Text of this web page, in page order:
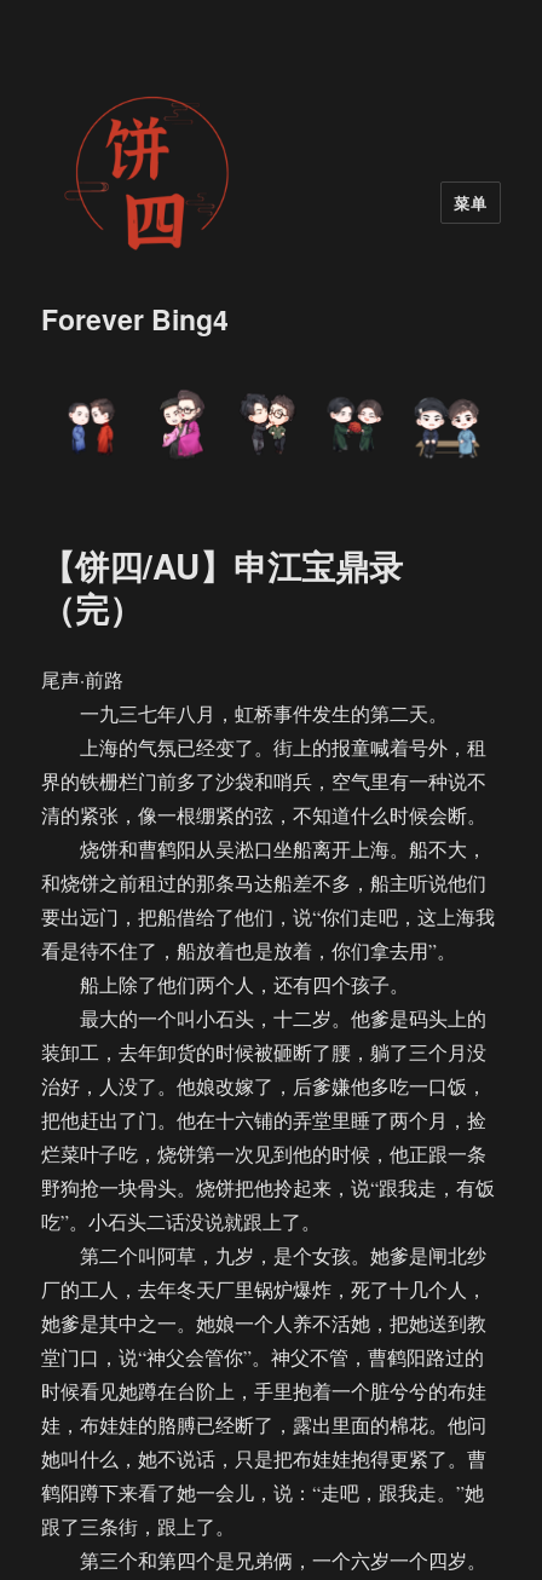
Forever Bing4
菜单
【饼四/AU】申江宝鼎录
（完）
尾声·前路
一九三七年八月，虹桥事件发生的第二天。
上海的气氛已经变了。街上的报童喊着号外，租
界的铁栅栏门前多了沙袋和哨兵，空气里有一种说不
清的紧张，像一根绷紧的弦，不知道什么时候会断。
烧饼和曹鹤阳从吴淞口坐船离开上海。船不大，
和烧饼之前租过的那条马达船差不多，船主听说他们
要出远门，把船借给了他们，说“你们走吧，这上海我
看是待不住了，船放着也是放着，你们拿去用”。
船上除了他们两个人，还有四个孩子。
最大的一个叫小石头，十二岁。他爹是码头上的
装卸工，去年卸货的时候被砸断了腰，躺了三个月没
治好，人没了。他娘改嫁了，后爹嫌他多吃一口饭，
把他赶出了门。他在十六铺的弄堂里睡了两个月，捡
烂菜叶子吃，烧饼第一次见到他的时候，他正跟一条
野狗抢一块骨头。烧饼把他拎起来，说“跟我走，有饭
吃”。小石头二话没说就跟上了。
第二个叫阿草，九岁，是个女孩。她爹是闸北纱
厂的工人，去年冬天厂里锅炉爆炸，死了十几个人，
她爹是其中之一。她娘一个人养不活她，把她送到教
堂门口，说“神父会管你”。神父不管，曹鹤阳路过的
时候看见她蹲在台阶上，手里抱着一个脏兮兮的布娃
娃，布娃娃的胳膊已经断了，露出里面的棉花。他问
她叫什么，她不说话，只是把布娃娃抱得更紧了。曹
鹤阳蹲下来看了她一会儿，说：“走吧，跟我走。”她
跟了三条街，跟上了。
第三个和第四个是兄弟俩，一个六岁一个四岁。